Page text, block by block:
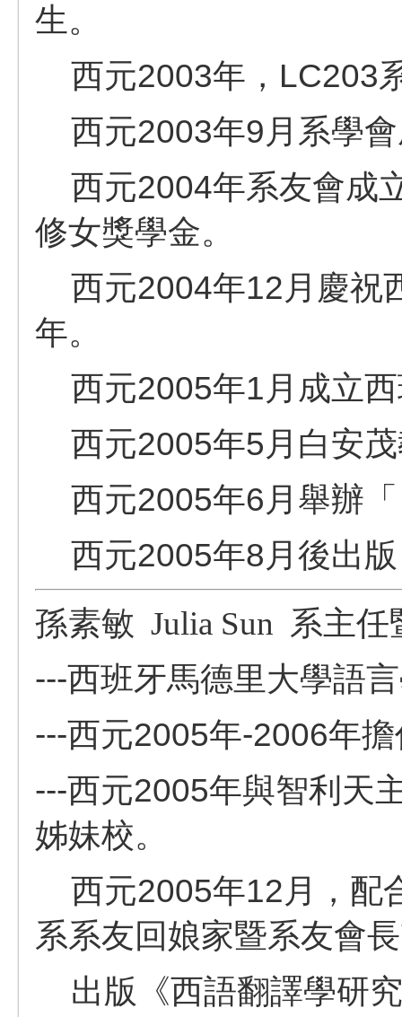
生。
西元2003年，LC203
西元2003年9月系學會
西元2004年系友會成
修女獎學金。
西元2004年12月慶祝
年。
西元2005年1月成立
西元2005年5月白安
西元2005年6月舉辦
西元2005年8月後出
孫素敏 Julia Sun 系主任
---西班牙馬德里大學語
---西元2005年-2006年
---西元2005年與智利天
姊妹校。
西元2005年12月，配
系系友回娘家暨系友會
出版《西語翻譯學研